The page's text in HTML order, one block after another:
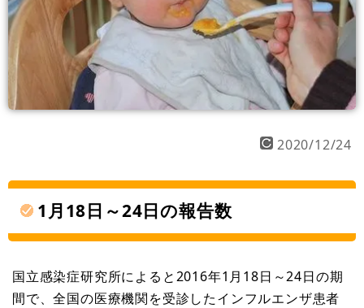
2020/12/24
1月18日～24日の報告数
国立感染症研究所によると2016年1月18日～24日の期
間で、全国の医療機関を受診したインフルエンザ患者